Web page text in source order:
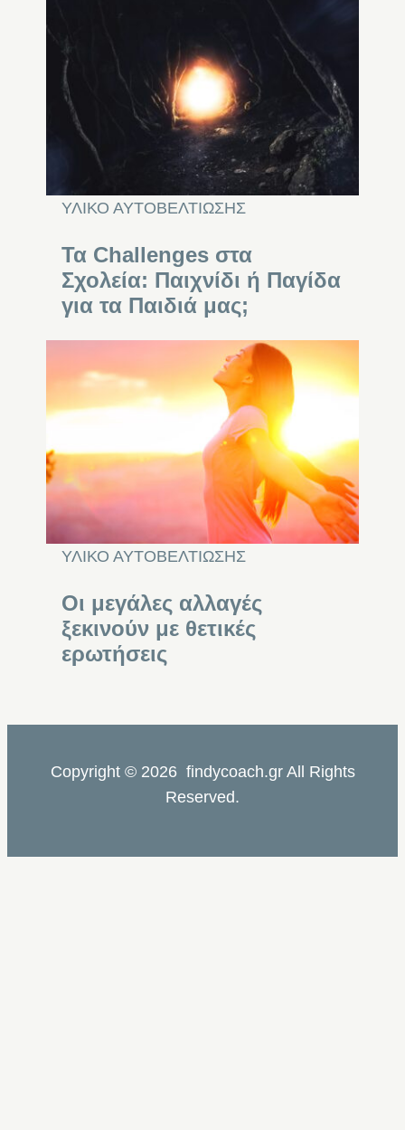
ΥΛΙΚΟ ΑΥΤΟΒΕΛΤΙΩΣΗΣ
Τα Challenges στα
Σχολεία: Παιχνίδι ή Παγίδα
για τα Παιδιά μας;
ΥΛΙΚΟ ΑΥΤΟΒΕΛΤΙΩΣΗΣ
Οι μεγάλες αλλαγές
ξεκινούν με θετικές
ερωτήσεις
Copyright © 2026 findycoach.gr All Rights
Reserved.